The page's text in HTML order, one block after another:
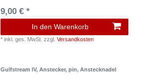
9,00 € *
In den Warenkorb
*inkl. ges. MwSt. zzgl.Versandkosten
Gulfstream IV, Anstecker, pin, Anstecknadel